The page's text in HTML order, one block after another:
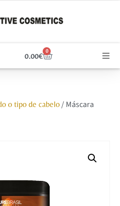
0.00€
0
o tipo de cabelo/ Máscara